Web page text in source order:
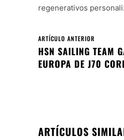
regenerativos
ARTÍCULO ANTERIOR
HSN SAILING TEAM
EUROPA DE J70
ARTÍCULOS